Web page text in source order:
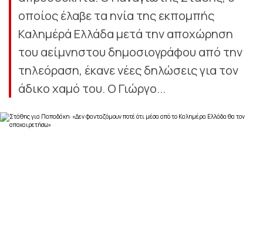
οποίος έλαβε τα ηνία της εκπομπής
Καλημέρά Ελλάδα μετά την αποχώρηση
του αείμνηστου δημοσιογράφου από την
τηλεόραση, έκανε νέες δηλώσεις για τον
άδικο χαμό του. Ο Γιώργο...